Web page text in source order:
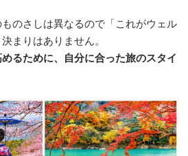
のさしは異なるので「これがウェル
まりはありません。
るために、自分に合った旅のスタイ